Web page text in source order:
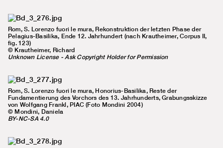
Rom, S. Lorenzo fuori le mura, Rekonstruktion der letzten Phase der
Pelagius-Basilika, Ende 12. Jahrhundert (nach Krautheimer, Corpus II,
fig. 123)
© Krautheimer, Richard
Unknown License - Ask Copyright Holder for Permission
Rom, S. Lorenzo fuori le mura, Honorius-Basilika, Reste der
Fundamentierung des Vorchors des 13. Jahrhunderts, Grabungsskizze
von Wolfgang Frankl, PIAC (Foto Mondini 2004)
© Mondini, Daniela
BY-NC-SA 4.0